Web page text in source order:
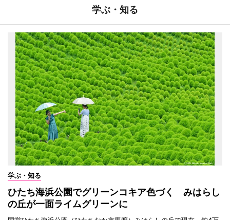
学ぶ・知る
学ぶ・知る
ひたち海浜公園でグリーンコキア色づく みはらし
の丘が一面ライムグリーンに